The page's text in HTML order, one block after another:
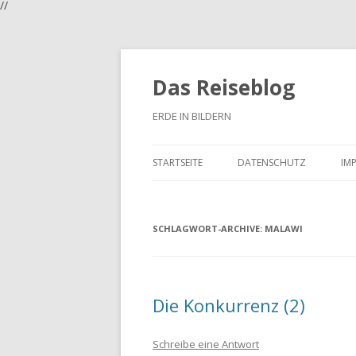
//
Das Reiseblog
ERDE IN BILDERN
STARTSEITE DATENSCHUTZ
SCHLAGWORT-ARCHIVE: MALAWI
Die Konkurrenz (2)
Schreibe eine Antwort